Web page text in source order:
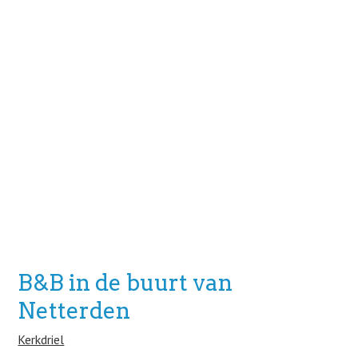
B&B in de buurt van
Netterden
Kerkdriel